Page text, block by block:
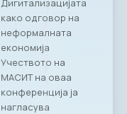
Дигитализацијата
како одговор на
неформалната
економија
Учеството на
МАСИТ на оваа
конференција ја
нагласува